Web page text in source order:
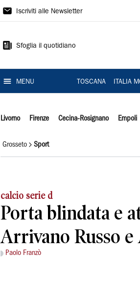
Il
Iscriviti alle Newsletter
Sfoglia il quotidiano
MENU TOSCANA ITALIA
Livorno Firenze Cecina-Rosignano Empoli
Grosseto Sport
calcio serie d
Porta blindata e
Arrivano Russo
Paolo Franzò